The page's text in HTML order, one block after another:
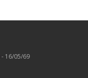
- 16/05/69